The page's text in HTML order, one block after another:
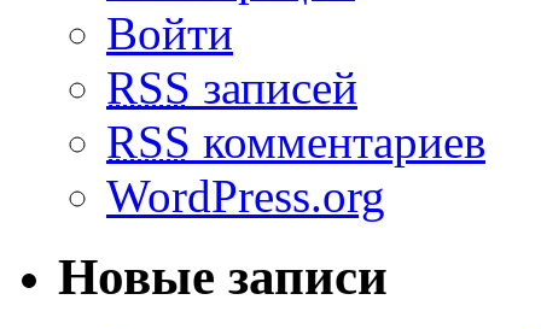
Войти
RSS записей
RSS комментариев
WordPress.org
Новые записи